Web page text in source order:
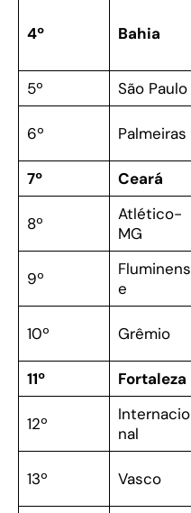
4º Bahia
5º
São Paulo
6º Palmeiras
7º
Ceará
8º
Atlético-
MG
9º
Fluminens
e
10º Grêmio
11º
Fortaleza
12º
Internacio
nal
13º Vasco